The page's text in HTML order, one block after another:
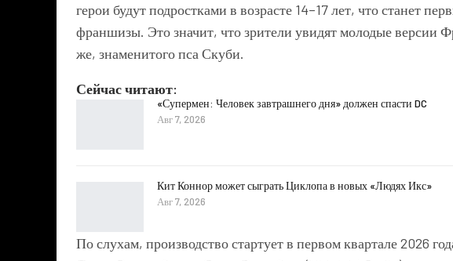
герои будут подростками в возрасте 14–17 лет, что станет
франшизы. Это значит, что зрители увидят молодые
же, знаменитого пса Скуби.
Сейчас читают:
«Супермен: Человек завтрашнего дня» должен спасти DC
Авг 7, 2026
Кит Коннор может сыграть Циклопа в новых «Людях Икс»
Авг 7, 2026
По слухам, производство стартует в первом квартале 2026